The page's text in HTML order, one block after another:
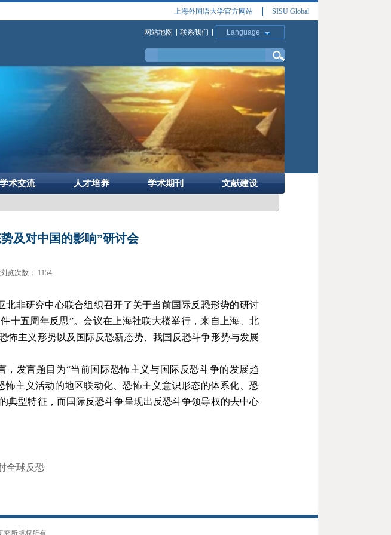
上海外国语大学官方网站 SISU Global
网站地图 联系我们 Language
学术交流 人才培养 学术期刊 文献建设
及对中国的影响”研讨会
浏览次数： 1154
北非研究中心联合组织召开了关于当前国际反恐形势的研讨
件十五周年反思”。会议在上海社联大楼举行，来自上海、北
怖主义形势以及国际反恐新态势、我国反恐斗争形势与发展
发言题目为“当前国际恐怖主义与国际反恐斗争的发展趋
主义活动的地区联动化、恐怖主义意识形态的体系化、恐
典型特征，而国际反恐斗争呈现出反恐斗争领导权的去中心
全球反恐
究所版权所有